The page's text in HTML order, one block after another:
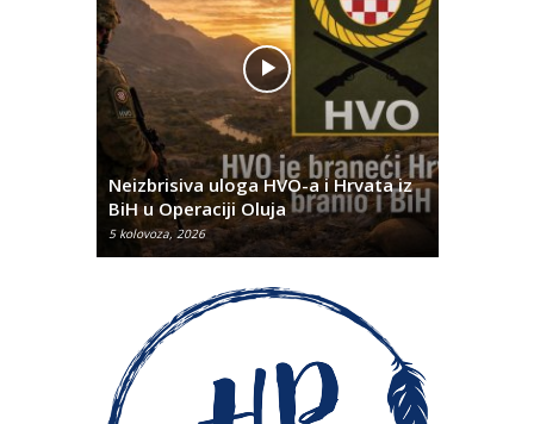
Neizbrisiva uloga HVO-a i Hrvata iz
BiH u Operaciji Oluja
5 kolovoza, 2026